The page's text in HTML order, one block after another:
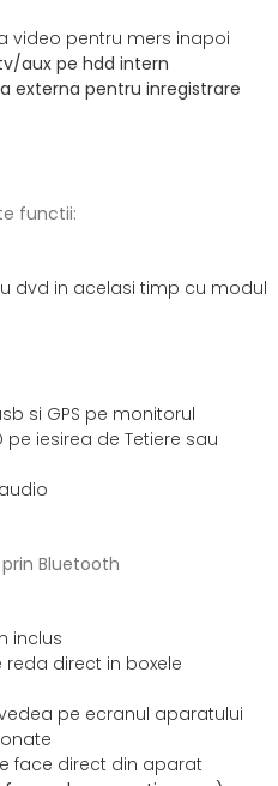
video pentru mers inapoi
aux pe hdd intern
externa pentru inregistrare
functii:
dvd in acelasi timp cu modul
si GPS pe monitorul
pe iesirea de Tetiere sau
Bluetooth
inclus
direct in boxele
pe ecranul aparatului
face direct din aparat